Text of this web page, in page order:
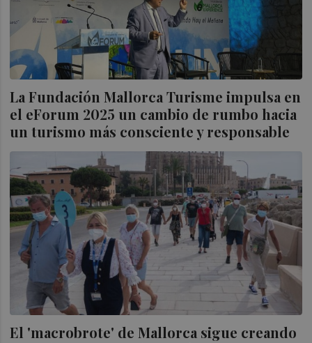
La Fundación Mallorca Turisme impulsa en
el eForum 2025 un cambio de rumbo hacia
un turismo más consciente y responsable
El 'macrobrote' de Mallorca sigue creando